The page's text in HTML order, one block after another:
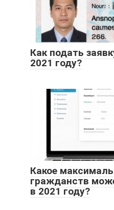
Как подать
2021 году?
Какое
гражданств
в 2021 году?